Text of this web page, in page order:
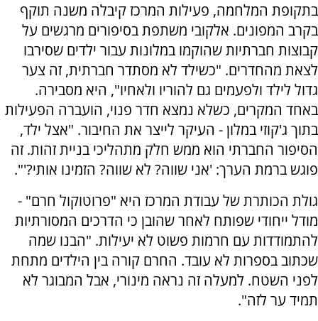
בתקופת המלחמה, פעילות המרכז קיבלה משנה תוקף
בקרב המפונים. אלקובי משתפת בסיפורים מרגשים על
קבוצות חברתיות שהוקמו במלונות עבור ילדים שסירבו
לצאת מהחדרים. "כשילד לא מסתדר חברתית, זה צער
גדול לילד ולפעמים גם להוריו ולאחיו", היא מסבירה.
באחד המקרים, כשלא נמצא חדר פנוי, הועברה הפעילות
בתוך ג'קוזי במלון - העיקר לייצר את החיבור. "אצל ילד,
הסיפור החברתי הוא ממש חלק מתהליכי בניית זהות. זה
פוגש ברמת הערך: 'אני שווה? לא שווה? הזמינו אותי?'".
גולת הכותרת של עבודת המרכז היא "פרוטוקול חרם" -
מודל ייחודי שפותח לאחר שהובן כי הדרכים המסורתיות
להתמודדות עם חרמות פשוט לא יעילות. "הבנו שמה
שכתוב בספרות לא עובד. החרם קורה בין הילדים מתחת
לפני השטח. למעלה זה נראה מינורי, אבל המבוגר לא
תמיד ער לזה".